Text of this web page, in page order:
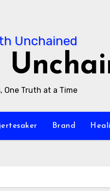
One Truth at a Time
Brand